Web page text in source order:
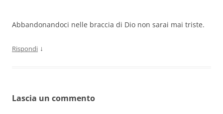
Abbandonandoci nelle braccia di Dio non sarai mai triste.
Rispondi ↓
Lascia un commento